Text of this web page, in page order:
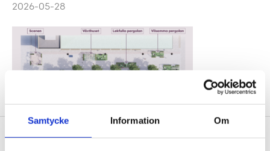
Samtycke Information Om
2026-05-28
Footer